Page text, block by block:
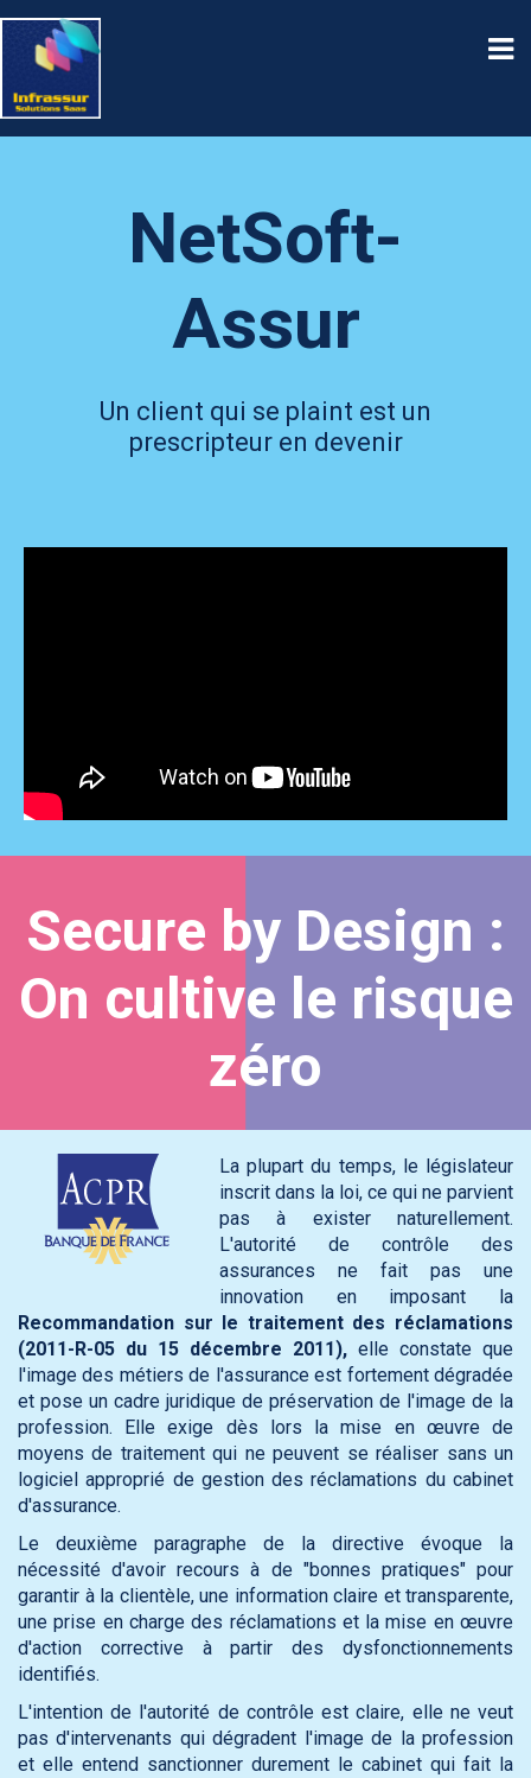
NetSoft-
Assur
Un client qui se plaint est un
prescripteur en devenir
Secure by Design :
On cultive le risque
zéro
La plupart du temps, le législateur
inscrit dans la loi, ce qui ne parvient
pas à exister naturellement.
L'autorité de contrôle des
assurances ne fait pas une
innovation en imposant la
Recommandation sur le traitement des réclamations
(2011-R-05 du 15 décembre 2011), elle constate que
l'image des métiers de l'assurance est fortement dégradée
et pose un cadre juridique de préservation de l'image de la
profession. Elle exige dès lors la mise en œuvre de
moyens de traitement qui ne peuvent se réaliser sans un
logiciel approprié de gestion des réclamations du cabinet
d'assurance.
Le deuxième paragraphe de la directive évoque la
nécessité d'avoir recours à de "bonnes pratiques" pour
garantir à la clientèle, une information claire et transparente,
une prise en charge des réclamations et la mise en œuvre
d'action corrective à partir des dysfonctionnements
identifiés.
L'intention de l'autorité de contrôle est claire, elle ne veut
pas d'intervenants qui dégradent l'image de la profession
et elle entend sanctionner durement le cabinet qui fait la